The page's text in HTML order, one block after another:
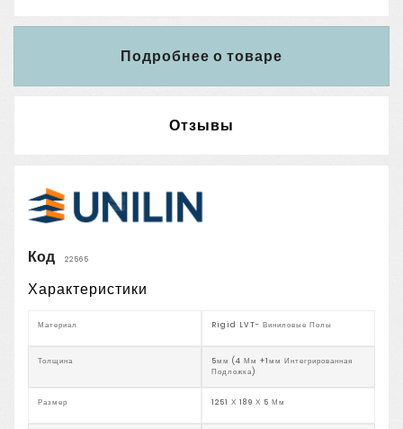
Подробнее о товаре
Отзывы
Код 22565
Характеристики
Материал Rigid LVT- Виниловые Полы
Толщина
5мм (4 Мм +1мм Интегрированная
Подложка)
Размер 1251 Х 189 Х 5 Мм